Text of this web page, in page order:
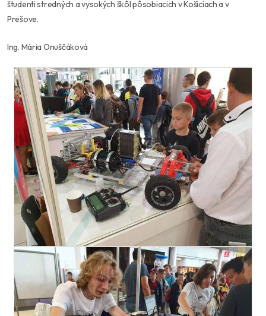
študenti stredných a vysokých škôl pôsobiacich v Košiciach a v
Prešove.
Ing. Mária Onuščáková